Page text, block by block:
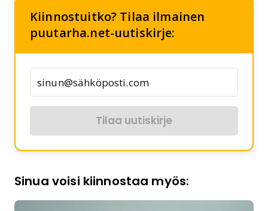
Kiinnostuitko? Tilaa ilmainen
puutarha.net-uutiskirje:
Tilaa uutiskirje
Sinua voisi kiinnostaa myös: